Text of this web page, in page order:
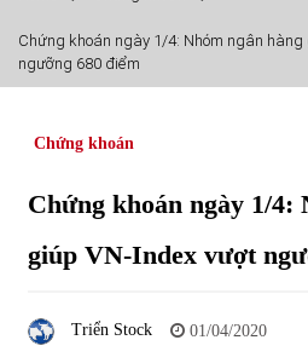
Top 10 mặt hàng Việt
5/2022
5/2022
Chứng khoán ngày 1/4: Nhóm ngân hàng
ngưỡng 680 điểm
Chứng khoán
Chứng khoán ngày 1/4:
giúp VN-Index vượt
Triển Stock 01/04/2020